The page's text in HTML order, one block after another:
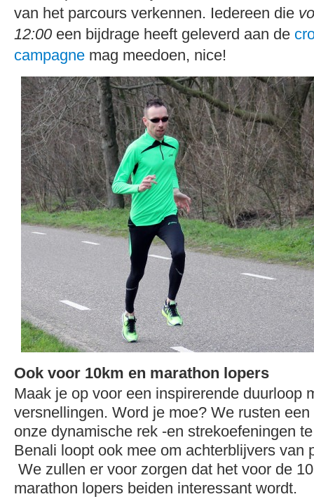
van het parcours verkennen. Iedereen die
12:00 een bijdrage heeft geleverd aan de
campagne mag meedoen, nice!
Ook voor 10km en marathon lopers
Maak je op voor een inspirerende duurloop
versnellingen. Word je moe? We rusten
onze dynamische rek -en strekoefeningen
Benali loopt ook mee om achterblijvers van
We zullen er voor zorgen dat het voor de
marathon lopers beiden interessant wordt.